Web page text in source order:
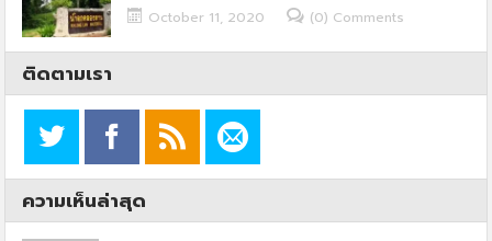
October 11, 2020 (0) Comments
ติดตามเรา
ความเห็นล่าสุด